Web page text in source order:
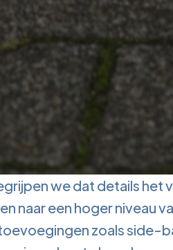
we dat details
naar een hoger niveau
zoals side-